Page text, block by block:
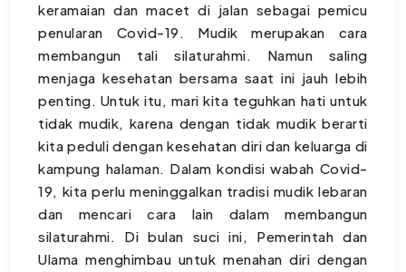
keramaian dan macet di jalan sebagai pemicu
penularan Covid-19. Mudik merupakan cara
membangun tali silaturahmi. Namun saling
menjaga kesehatan bersama saat ini jauh lebih
penting. Untuk itu, mari kita teguhkan hati untuk
tidak mudik, karena dengan tidak mudik berarti
kita peduli dengan kesehatan diri dan keluarga di
kampung halaman. Dalam kondisi wabah Covid-
19, kita perlu meninggalkan tradisi mudik lebaran
dan mencari cara lain dalam membangun
silaturahmi. Di bulan suci ini, Pemerintah dan
Ulama menghimbau untuk menahan diri dengan